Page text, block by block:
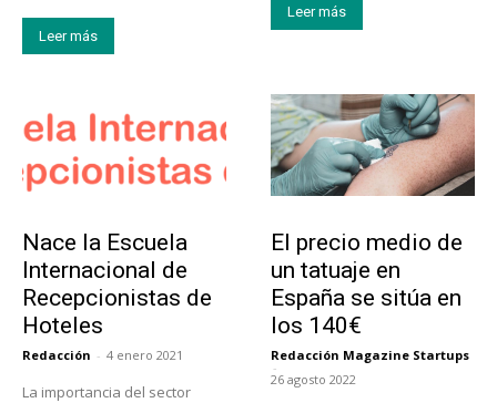
Leer más
Leer más
Nace la Escuela
Internacional de
Recepcionistas de
Hoteles
Redacción - 4 enero 2021
La importancia del sector
El precio medio de
un tatuaje en
España se sitúa en
los 140€
Redacción Magazine Startups
-
26 agosto 2022